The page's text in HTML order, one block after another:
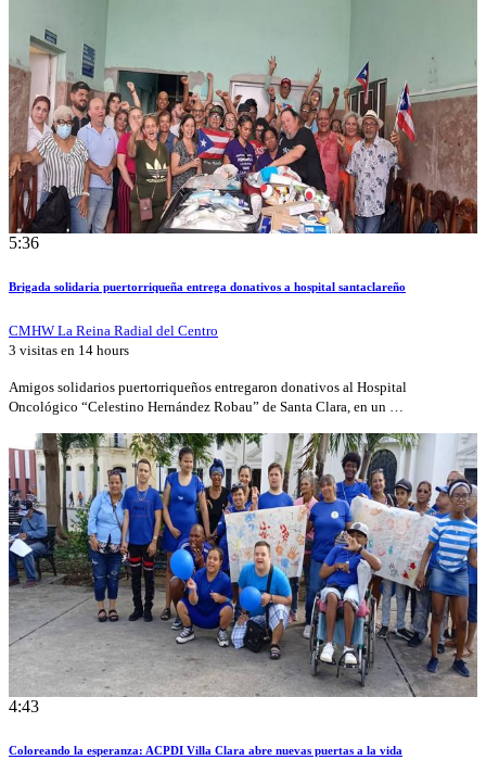
5:36
Brigada solidaria puertorriqueña entrega donativos a hospital santaclareño
CMHW La Reina Radial del Centro
3 visitas en 14 hours
Amigos solidarios puertorriqueños entregaron donativos al Hospital
Oncológico “Celestino Hernández Robau” de Santa Clara, en un …
4:43
Coloreando la esperanza: ACPDI Villa Clara abre nuevas puertas a la vida